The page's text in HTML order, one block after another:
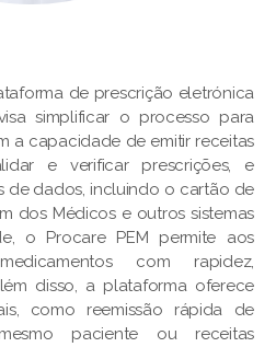
de prescrição eletrónica
simplificar o processo para
a capacidade de emitir receitas
e verificar prescrições, e
de dados, incluindo o cartão de
dos Médicos e outros sistemas
o Procare PEM permite aos
com rapidez,
disso, a plataforma oferece
como reemissão rápida de
paciente ou receitas